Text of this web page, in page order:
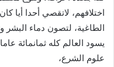
اختلافهم، لاتقصي أحدا أيا
الطاغية، لتصون دماء البشر
يسود العالم كله ثمانمائة
علوم الشرع،